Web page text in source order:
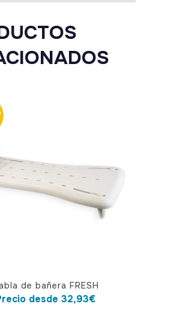
de bañera FRESH
desde 32,93€